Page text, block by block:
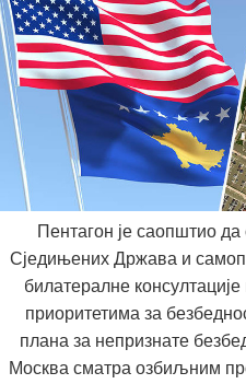
Пентагон је саопштио
Сједињених Држава и
билатералне
приоритетима за
плана за непризнате
Москва сматра озбиљним